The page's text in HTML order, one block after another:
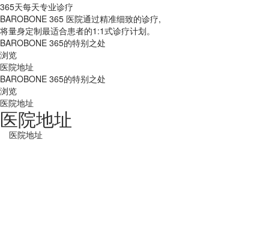
365天每天专业诊疗
BAROBONE 365 医院通过精准细致的诊疗,
将量身定制最适合患者的1:1式诊疗计划。
BAROBONE 365的特别之处
浏览
医院地址
BAROBONE 365的特别之处
浏览
医院地址
医院地址
医院地址